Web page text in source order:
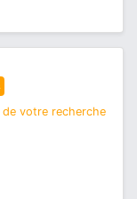
votre recherche